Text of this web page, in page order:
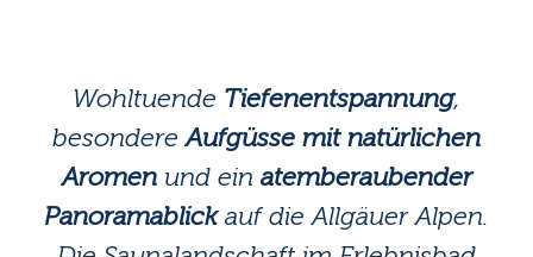
Wohltuende Tiefenentspannung,
besondereAufgüsse mit natürlichen
Aromen und ein atemberaubender
Panoramablickauf die Allgäuer Alpen.